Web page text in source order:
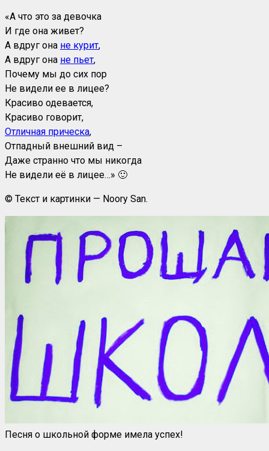
«А что это за девочка
И где она живет?
А вдруг она не курит,
А вдруг она не пьет,
Почему мы до сих пор
Не видели ее в лицее?
Красиво одевается,
Красиво говорит,
Отличная прическа,
Отпадный внешний вид –
Даже странно что мы никогда
Не видели её в лицее…» 🙂
© Текст и картинки — Noory San.
Песня о школьной форме имела успех!